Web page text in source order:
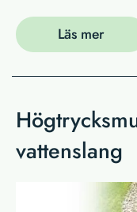
Läs mer
vattenslang